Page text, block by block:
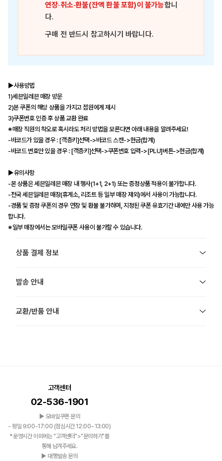
연장·취소·환불(잔액 환불 포함)이 불가능합니
다.
구매 전 반드시 참고하시기 바랍니다.
▶사용방법
1)세븐일레븐 매장 방문
2)본 쿠폰의 해당 상품을 가지고 점원에게 제시
3)쿠폰번호 인증 후 상품 교환 완료
※매장 직원의 착오로 혹시라도 처리 방법을 모른다면 아래 내용을 알려주세요!
-바코드가 있을 경우 : [객층키]선택->바코드 스캔->현금(합계)
-바코드 번호만 있을 경우 : [객층키]선택->쿠폰번호 입력->[PLU]버튼->현금(합계)
▶유의사항
-본 상품은 세븐일레븐 매장 내 행사(1+1, 2+1) 또는 증정상품 적용이 불가합니다.
-전국 세븐일레븐 매장(휴게소, 리조트 등 일부 매장 제외)에서 사용이 가능합니다.
-경품 및 증정 쿠폰의 경우 연장 및 환불 불가하며, 지정된 쿠폰 유효기간 내에만 사용 가능
합니다.
※일부 매장에서는 모바일쿠폰 사용이 불가할 수 있습니다.
상품 결제 정보
발송 안내
교환/반품 안내
고객센터
02-536-1901
▶ 모바일쿠폰 문의
- 평일 9:00-17:00 (점심시간 12:00~13:00)
*운영시간 이외에는 "고객센터">"문의하기"를
통해 남겨주세요.
▶ 대행발송 문의